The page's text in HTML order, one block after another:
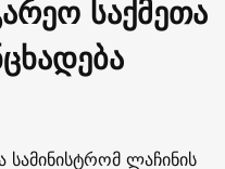
საქმეთა
სამინისტრომ ლაჩინის